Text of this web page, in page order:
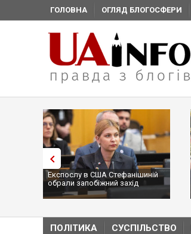
ГОЛОВНА ОГЛЯД БЛОГОСФЕРИ
Експослу в США Стефанішиній
обрали запобіжний захід
ПОЛІТИКА СУСПІЛЬСТВО